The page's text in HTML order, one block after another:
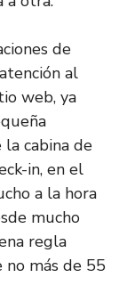
de
al
web, ya
cabina de
in, en el
a la hora
mucho
regla
no más de 55